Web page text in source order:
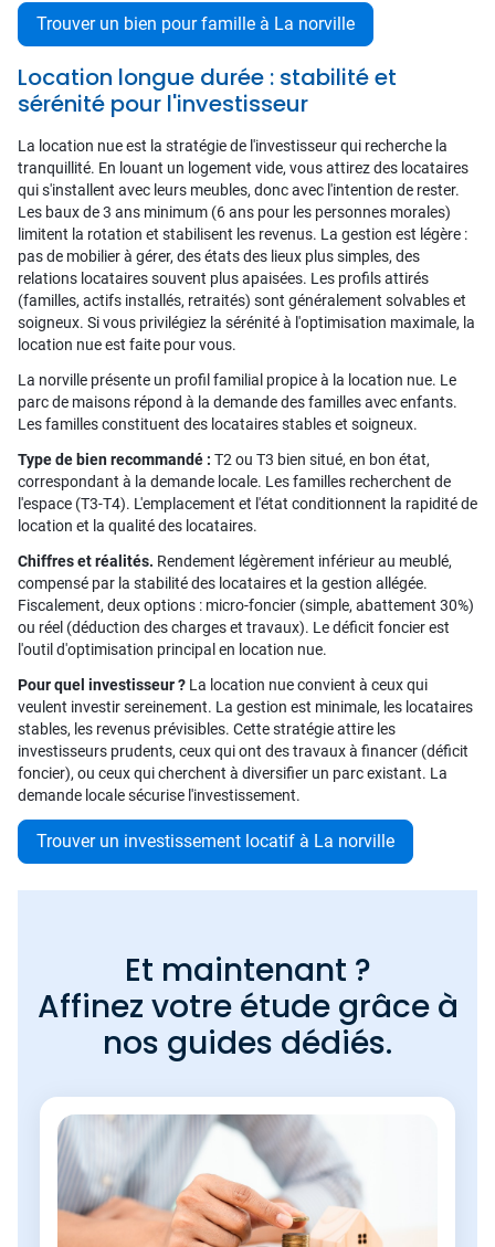
Trouver un bien pour famille à La norville
Location longue durée : stabilité et
sérénité pour l'investisseur
La location nue est la stratégie de l'investisseur qui recherche la
tranquillité. En louant un logement vide, vous attirez des locataires
qui s'installent avec leurs meubles, donc avec l'intention de rester.
Les baux de 3 ans minimum (6 ans pour les personnes morales)
limitent la rotation et stabilisent les revenus. La gestion est légère :
pas de mobilier à gérer, des états des lieux plus simples, des
relations locataires souvent plus apaisées. Les profils attirés
(familles, actifs installés, retraités) sont généralement solvables et
soigneux. Si vous privilégiez la sérénité à l'optimisation maximale, la
location nue est faite pour vous.
La norville présente un profil familial propice à la location nue. Le
parc de maisons répond à la demande des familles avec enfants.
Les familles constituent des locataires stables et soigneux.
Type de bien recommandé : T2 ou T3 bien situé, en bon état,
correspondant à la demande locale. Les familles recherchent de
l'espace (T3-T4). L'emplacement et l'état conditionnent la rapidité de
location et la qualité des locataires.
Chiffres et réalités. Rendement légèrement inférieur au meublé,
compensé par la stabilité des locataires et la gestion allégée.
Fiscalement, deux options : micro-foncier (simple, abattement 30%)
ou réel (déduction des charges et travaux). Le déficit foncier est
l'outil d'optimisation principal en location nue.
Pour quel investisseur ? La location nue convient à ceux qui
veulent investir sereinement. La gestion est minimale, les locataires
stables, les revenus prévisibles. Cette stratégie attire les
investisseurs prudents, ceux qui ont des travaux à financer (déficit
foncier), ou ceux qui cherchent à diversifier un parc existant. La
demande locale sécurise l'investissement.
Trouver un investissement locatif à La norville
Et maintenant ?
Affinez votre étude grâce à
nos guides dédiés.